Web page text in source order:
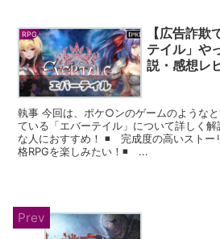
RPG
【広告詐
テイル」や
説・感想レ
執事 今回は、ポケ○ンのゲームのような
ている「エバーテイル」について詳しく
な人におすすめ！ ◾️ 完成度の高いスト
格RPGを楽しみたい！◾️ ...